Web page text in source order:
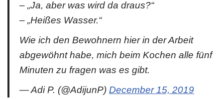
– „Ja, aber was wird da draus?“
– „Heißes Wasser.“
Wie ich den Bewohnern hier in der Arbeit
abgewöhnt habe, mich beim Kochen alle fünf
Minuten zu fragen was es gibt.
— Adi P. (@AdijunP) December 15, 2019